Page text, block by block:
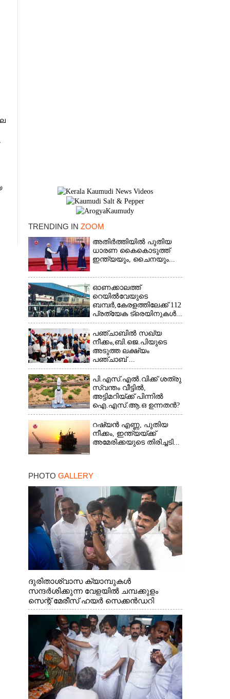
TRENDING IN ZOOM
അതിർത്തിയിൽ പുതിയ
ധാരണ കൈകൊടുത്ത്
ഇന്ത്യയും, ചൈനയും...
ഓണക്കാലത്ത്
റെയിൽവേയുടെ
ബമ്പർ,കേരളത്തിലേക്ക് 112
പ്രത്യേക ട്രെയിനുകൾ...
പഞ്ചാബില്‍ സഖ്യ
നീക്കം,ബി.ജെ.പിയുടെ
അടുത്ത ലക്ഷ്യം
പഞ്ചാബ് ...
പി.എസ്.എൽ.വിക്ക് ശത്രു
സ്വന്തം വീട്ടിൽ,
അട്ടിമറിയ്ക്ക് പിന്നിൽ
ഐ.എസ്.ആ.ഒ ഉന്നതൻ?
റഷ്യൻ എണ്ണ, പുതിയ
നീക്കം, ഇന്ത്യയ്ക്ക്
അമേരിക്കയുടെ തിരിച്ചടി...
PHOTO GALLERY
ദുരിതാശ്വാസ ക്യാമ്പുകൾ
സന്ദർശിക്കുന്ന വേളയിൽ ചമ്പക്കുളം
സെന്റ് മേരീസ് ഹയർ സെക്കൻഡറി
സ്കൂളിലെ ക്യാമ്പിലെത്തിയ എ.ഐ.സി.സി
ജനറൽ സെക്രട്ടറി കെ.സി
വേണുഗോപാൽ എം.പി കുരുന്നിനെ
എടുത്ത് ലാളിച്ചപ്പോൾ. സഹകരണ-
എക്സൈസ് വകുപ്പ് മന്ത്രി എം. ലിജു,
കൃഷിവകുപ്പ് മന്ത്രി ടി. സിദ്ദിഖ്, റെജി
ചെറിയാൻ എം. എൽ. എ എന്നിവർ സമീപം
×